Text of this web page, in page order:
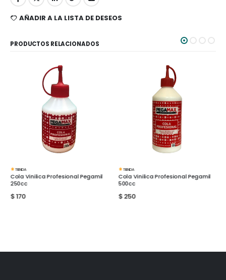
AÑADIR A LA LISTA DE DESEOS
PRODUCTOS RELACIONADOS
TIENDA
Cola Vinilica Profesional Pegamil
250cc
$170
TIENDA
Cola Vinilica Profesional Pegamil
500cc
$250